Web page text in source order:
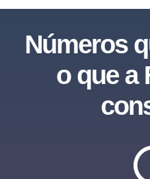
Números
o que a